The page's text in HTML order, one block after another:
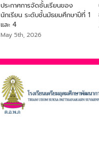
ประกาศการจัดชั้นเรียนของ
นักเรียน ระดับชั้นมัธยมศึกษาปีที่ 1
และ 4
May 5th, 2026